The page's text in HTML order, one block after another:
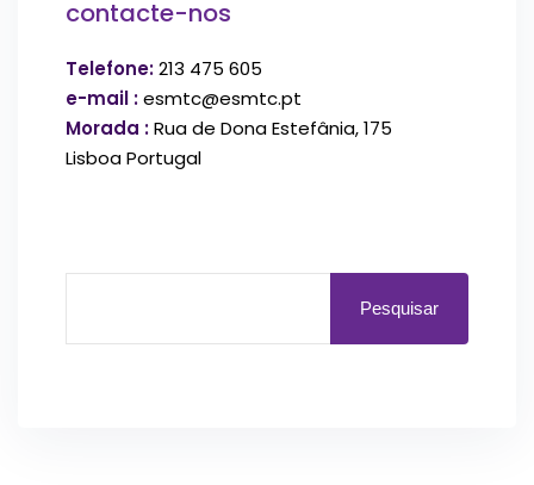
contacte-nos
Telefone:213 475 605
e-mail :esmtc@esmtc.pt
Morada :Rua de Dona Estefânia, 175
Lisboa Portugal
Pesquisar